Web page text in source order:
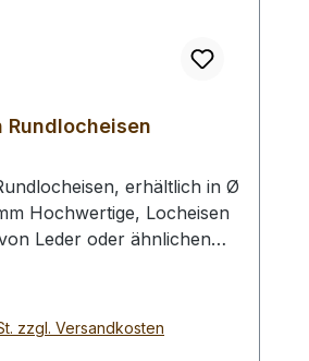
Rundlocheisen
erhältlich in Ø
Hochwertige, Locheisen
Leder oder ähnlichen
Schärfe und einem sehr
der
Bitte benutzen Sie eine
zzgl. Versandkosten